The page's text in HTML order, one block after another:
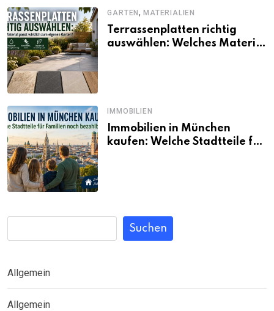
GARTEN,MATERIALIEN
Terrassenplatten richtig
auswählen: Welches Material
IMMOBILIEN
Immobilien in München
kaufen: Welche Stadtteile für
Suchen
Allgemein
Allgemein